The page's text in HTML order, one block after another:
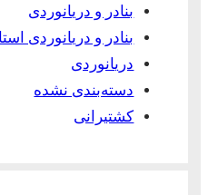
بنادر و دریانوردی
بنادر و دریانوردی
دریانوردی
دسته‌بندی نشده
کشتیرانی